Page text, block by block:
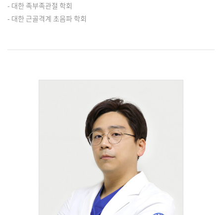
- 대한 족부족관절 학회
- 대한 근골격계 초음파 학회